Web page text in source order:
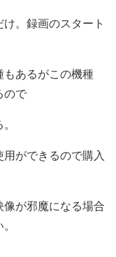
。録画のスタート
あるがこの機種
ので
ができるので購入
が邪魔になる場合